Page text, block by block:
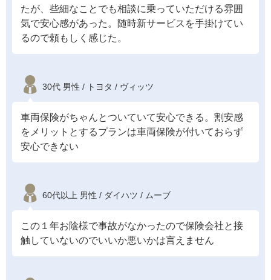
たが、些細なことでも相談に乗っていただける雰囲
気で安心感があった。随時新サービスを手掛けてい
るので頼もしく感じた。
30代 男性 / トヨタ / ヴィッツ
車両保険がちゃんとついていて安心できる。割安感
をメリットとするプランは車両保険が付いておらず
安心できない
60代以上 男性 / ダイハツ / ムーブ
この１年お陰様で事故がなかったので保険会社と接
触していないのでいいか悪いかは言えません